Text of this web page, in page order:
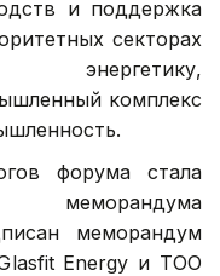
и поддержка
секторах
энергетику,
комплекс
форума стала
меморандума
меморандум
Energy и ТОО